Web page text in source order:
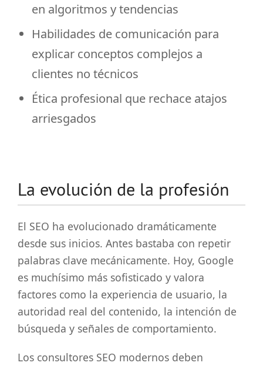
en algoritmos y tendencias
Habilidades de comunicación para
explicar conceptos complejos a
clientes no técnicos
Ética profesional que rechace atajos
arriesgados
La evolución de la profesión
El SEO ha evolucionado dramáticamente
desde sus inicios. Antes bastaba con repetir
palabras clave mecánicamente. Hoy, Google
es muchísimo más sofisticado y valora
factores como la experiencia de usuario, la
autoridad real del contenido, la intención de
búsqueda y señales de comportamiento.
Los consultores SEO modernos deben